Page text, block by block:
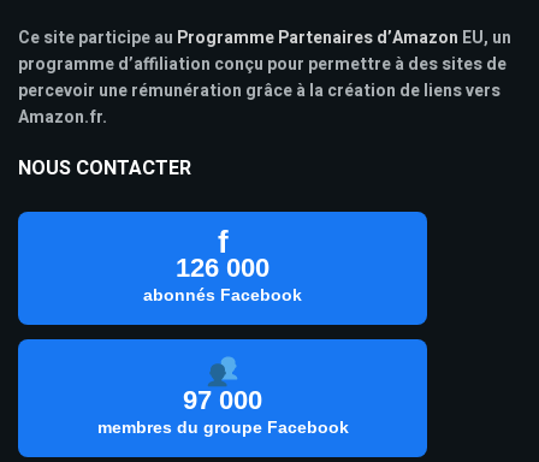
Ce site participe au Programme Partenaires d’Amazon EU, un
programme d’affiliation conçu pour permettre à des sites de
percevoir une rémunération grâce à la création de liens vers
Amazon.fr.
NOUS CONTACTER
f
126 000
abonnés Facebook
97 000
membres du groupe Facebook